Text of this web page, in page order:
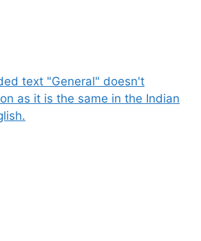
text "General" doesn't
as it is the same in the Indian